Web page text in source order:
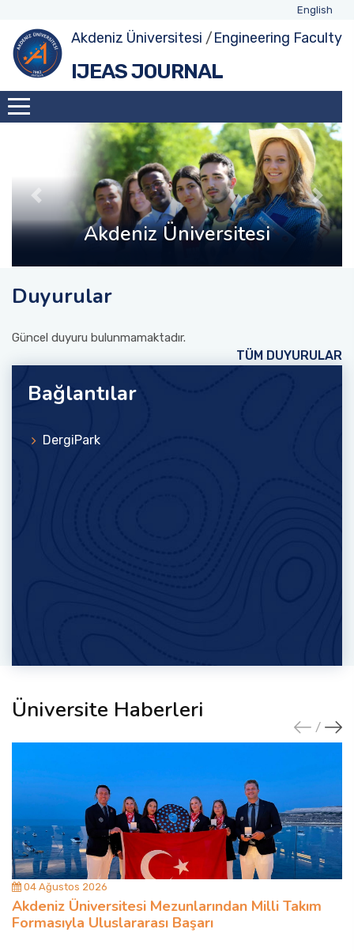
English
Akdeniz Üniversitesi /Engineering Faculty
IJEAS JOURNAL
Akdeniz Üniversitesi
Akdeniz University
Akdeniz University
Akdeniz Üniversitesi
Akdeniz Üniversitesi
Akdeniz University
Akdeniz University
Akdeniz Üniversitesi
Akdeniz Üniversitesi
Akdeniz University
Duyurular
Güncel duyuru bulunmamaktadır.
TÜM DUYURULAR
Bağlantılar
DergiPark
Üniversite Haberleri
04 Ağustos 2026
Akdeniz Üniversitesi Mezunlarından Milli Takım
Formasıyla Uluslararası Başarı